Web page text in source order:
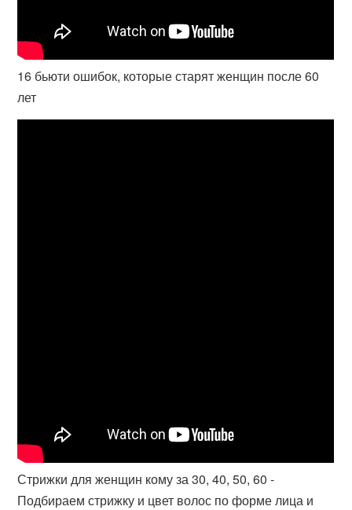
16 бьюти ошибок, которые старят женщин после 60
лет
Стрижки для женщин кому за 30, 40, 50, 60 -
Подбираем стрижку и цвет волос по форме лица и